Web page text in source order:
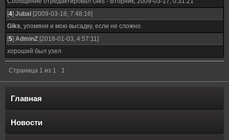
[4] Jubal [2009-03-18, 7:48:16]
Giks, упомяни и мою высадку, если не сложно.
[5] AdminZ [2018-01-03, 4:57:11]
хороший был узел
Страница 1 из 1 1
Главная
Новости